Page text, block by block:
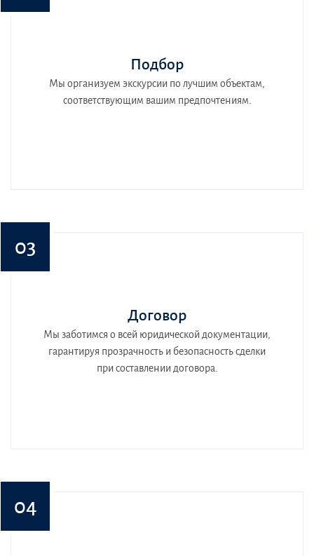
Подбор
Мы организуем экскурсии по лучшим объектам,
соответствующим вашим предпочтениям.
03
Договор
Мы заботимся о всей юридической документации,
гарантируя прозрачность и безопасность сделки
при составлении договора.
04